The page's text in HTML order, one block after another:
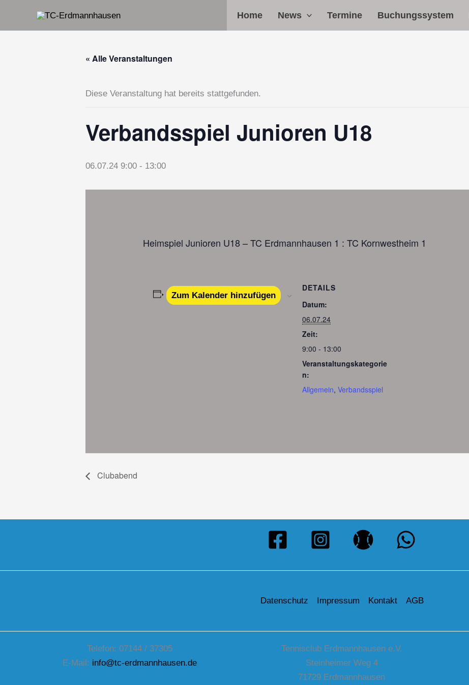
Home News Termine Buchungssystem
« Alle Veranstaltungen
Diese Veranstaltung hat bereits stattgefunden.
Verbandsspiel Junioren U18
06.07.24 9:00 - 13:00
Heimspiel Junioren U18 – TC Erdmannhausen 1 : TC Kornwestheim 1
Zum Kalender hinzufügen
DETAILS
Datum:
06.07.24
Zeit:
9:00 - 13:00
Veranstaltungskategorie
n:
Allgemein,Verbandsspiel
Clubabend
Datenschutz Impressum Kontakt AGB
Telefon: 07144 / 37305
E-Mail: info@tc-erdmannhausen.de
Tennisclub Erdmannhausen e.V.
Steinheimer Weg 4
71729 Erdmannhausen